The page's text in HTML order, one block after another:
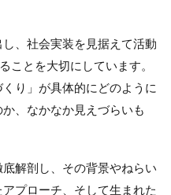
、社会実装を見据えて活動
ことを大切にしています。
り」が具体的にどのように
、なかなか見えづらいも
解剖し、その背景やねらい
プローチ、そして生まれた